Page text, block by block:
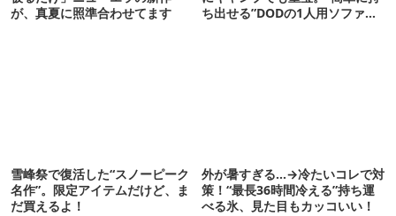
が、真夏に照準合わせてます
ち出せる”DODの1人用ソファが
雪峰祭で復活した“スノーピーク
名作”。限定アイテムだけど、ま
だ買えるよ！
外が暑すぎる…→冷たいコレで対
策！“最長36時間冷える”持ち運
べる氷、見た目もカッコいい！